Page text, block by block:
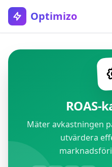
Optimizo
ROAS-
Mäter avkastningen
utvärdera